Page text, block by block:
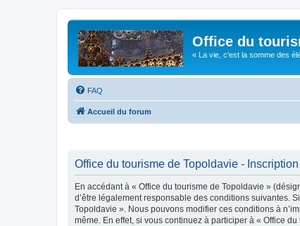
Office du
« La vie, c'est la somme des
FAQ
Accueil du forum
Office du tourisme de Topoldavie - Inscription
En accédant à « Office du tourisme de Topoldavie »
d’être légalement responsable des conditions suivantes.
Topoldavie ». Nous pouvons modifier ces conditions à
même. En effet, si vous continuez à participer à « Office